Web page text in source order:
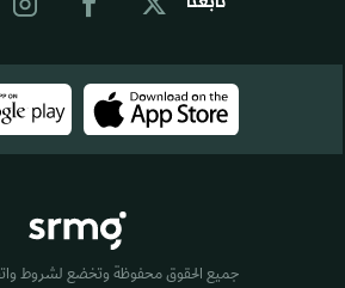
جميع الحقوق محفوظة وتخضع لشروط